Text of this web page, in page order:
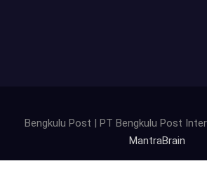
Bengkulu Post | PT Bengkulu Post
MantraBrain